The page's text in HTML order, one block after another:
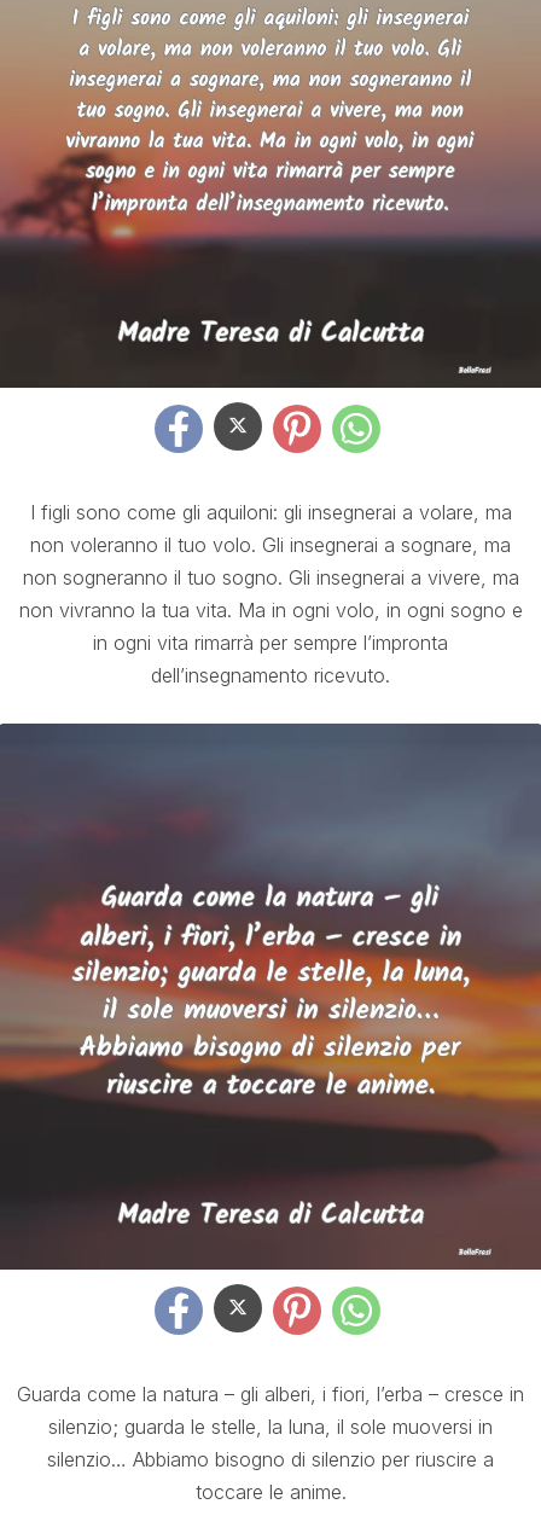
I figli sono come gli aquiloni: gli insegnerai a volare, ma
non voleranno il tuo volo. Gli insegnerai a sognare, ma
non sogneranno il tuo sogno. Gli insegnerai a vivere, ma
non vivranno la tua vita. Ma in ogni volo, in ogni sogno e
in ogni vita rimarrà per sempre l’impronta
dell’insegnamento ricevuto.
Guarda come la natura – gli alberi, i fiori, l’erba – cresce in
silenzio; guarda le stelle, la luna, il sole muoversi in
silenzio… Abbiamo bisogno di silenzio per riuscire a
toccare le anime.